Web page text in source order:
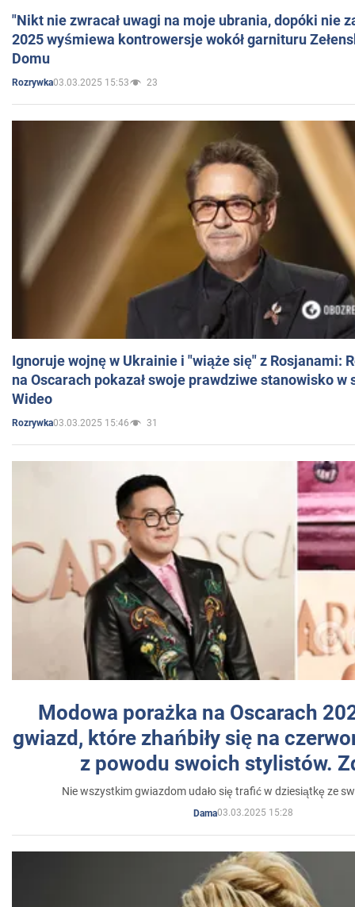
"Nikt nie zwracał uwagi na moje ubrania, dopóki nie
2025 wyśmiewa kontrowersje wokół garnituru
Domu
Rozrywka03.03.2025 15:53 23
Ignoruje wojnę w Ukrainie i "wiąże się" z Rosjanami:
na Oscarach pokazał swoje prawdziwe stanowisko w
Wideo
Rozrywka03.03.2025 15:46 31
Modowa porażka na Oscarach
gwiazd, które zhańbiły się na
z powodu swoich stylistów.
Nie wszystkim gwiazdom udało się trafić w dziesiątkę ze
Dama03.03.2025 15:28